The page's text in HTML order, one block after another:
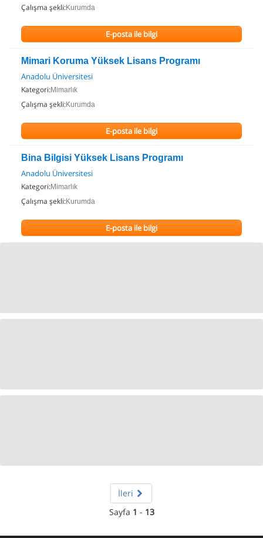
Çalışma şekli:Kurumda
E-posta ile bilgi
Mimari Koruma Yüksek Lisans Programı
Anadolu Üniversitesi
Kategori:Mimarlık
Çalışma şekli:Kurumda
E-posta ile bilgi
Bina Bilgisi Yüksek Lisans Programı
Anadolu Üniversitesi
Kategori:Mimarlık
Çalışma şekli:Kurumda
E-posta ile bilgi
İleri
Sayfa 1 - 13